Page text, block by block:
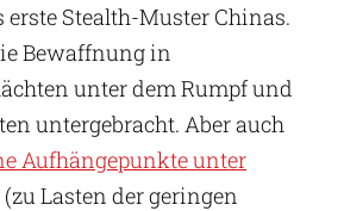
erste Stealth-Muster Chinas.
Bewaffnung in
unter dem Rumpf und
untergebracht. Aber auch
Aufhängepunkte unter
(zu Lasten der geringen